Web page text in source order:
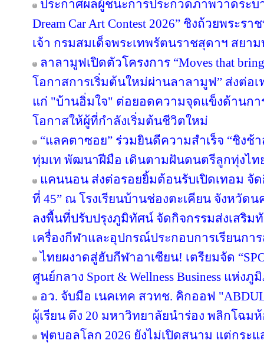
ประกาศผลผู้ชนะการประกวดภาพวาดระบ
Dream Car Art Contest 2026” ชิงถ้วยพระ
เจ้า กรมสมเด็จพระเทพรัตนราชสุดาฯ สยา
ลาลามูฟเปิดตัวโครงการ “Moves that
โอกาสการเริ่มต้นใหม่ผ่านลาลามูฟ” ส่งต่อเ
แก่ "บ้านอิ่มใจ" ต่อยอดความจุดแข็งด้านก
โอกาสให้ผู้ที่กำลังเริ่มต้นชีวิตใหม่
“แลคตาซอย” ร่วมยินดีความสำเร็จ “ชิงช้
ทุ่มเท พัฒนาฝีมือ เดินตามฝันดนตรีลูกทุ่งไท
แคนนอน ส่งต่อรอยยิ้มต้อนรับเปิดเทอม จัด
ที่ 45” ณ โรงเรียนบ้านช่องตะเคียน จังหวัด
ลงพื้นที่ปรับปรุงภูมิทัศน์ จัดกิจกรรมส่งเสริม
เครื่องกีฬาและอุปกรณ์ประกอบการเรียนกา
ไทยผงาดสู่ฮับกีฬาอาเซียน! เตรียมจัด
ศูนย์กลาง Sport & Wellness Business แห่งภู
อว. จับมือ เนคเทค สวทช. คิกออฟ
ผู้เรียน ดึง 20 มหาวิทยาลัยนำร่อง พลิกโฉม
ฟุตบอลโลก 2026 ยังไม่เปิดสนาม แต่กระ